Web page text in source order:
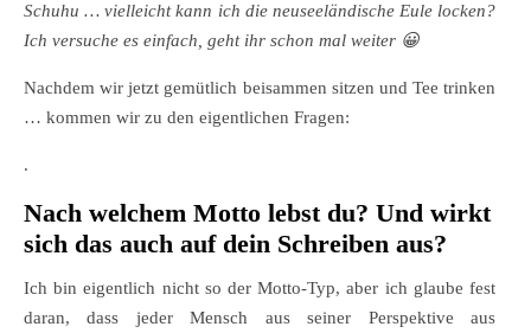
Schuhu … vielleicht kann ich die neuseeländische Eule locken?
Ich versuche es einfach, geht ihr schon mal weiter 😀
Nachdem wir jetzt gemütlich beisammen sitzen und Tee trinken
… kommen wir zu den eigentlichen Fragen:
.
Nach welchem Motto lebst du? Und wirkt
sich das auch auf dein Schreiben aus?
Ich bin eigentlich nicht so der Motto-Typ, aber ich glaube fest
daran, dass jeder Mensch aus seiner Perspektive aus